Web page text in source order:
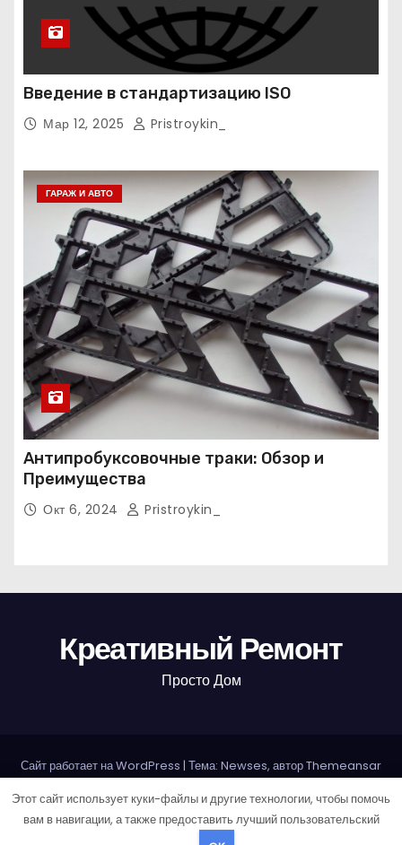
Введение в стандартизацию ISO
Мар 12, 2025 Pristroykin_
ГАРАЖ И АВТО
Антипробуксовочные траки: Обзор и
Преимущества
Окт 6, 2024 Pristroykin_
Креативный Ремонт
Просто Дом
Сайт работает на WordPress | Тема: Newses, авторThemeansar
Home Sample Page
Авторам и правообладателям
Этот сайт использует куки-файлы и другие технологии, чтобы помочь
вам в навигации, а также предоставить лучший пользовательский